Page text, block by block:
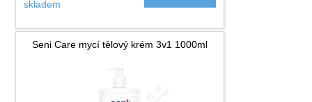
skladem
Seni Care mycí tělový krém 3v1 1000ml